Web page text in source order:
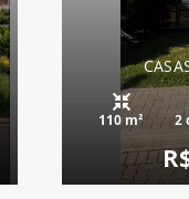
110 m² 2